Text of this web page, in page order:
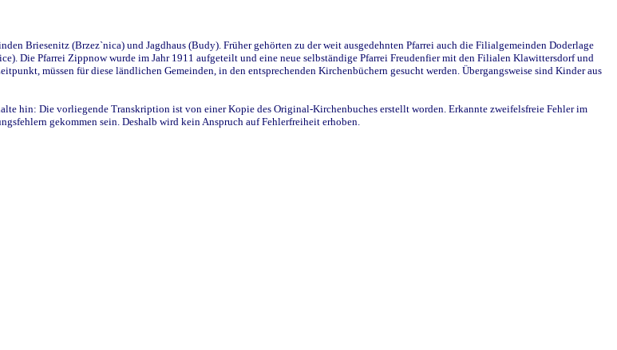
Briesenitz (Brzez`nica) und Jagdhaus (Budy). Früher gehörten zu der weit ausgedehnten Pfarrei auch die Filialgemeinden Doderlage
Die Pfarrei Zippnow wurde im Jahr 1911 aufgeteilt und eine neue selbständige Pfarrei Freudenfier mit den Filialen Klawittersdorf und
müssen für diese ländlichen Gemeinden, in den entsprechenden Kirchenbüchern gesucht werden. Übergangsweise sind Kinder aus
hin: Die vorliegende Transkription ist von einer Kopie des Original-Kirchenbuches erstellt worden. Erkannte zweifelsfreie Fehler im
gekommen sein. Deshalb wird kein Anspruch auf Fehlerfreiheit erhoben.